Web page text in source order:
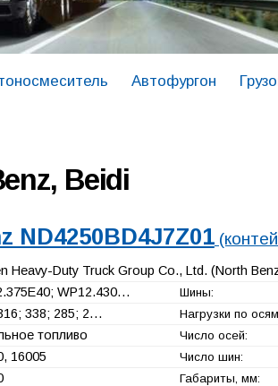
Автофургон
Beidi
ND4250BD4J7Z01
Heavy-Duty Truck Group Co., Ltd. (North
WP12.430… Шины:
338; 285; 2… Нагрузки по
топливо Число осей:
16005 Число шин:
Габариты, мм: